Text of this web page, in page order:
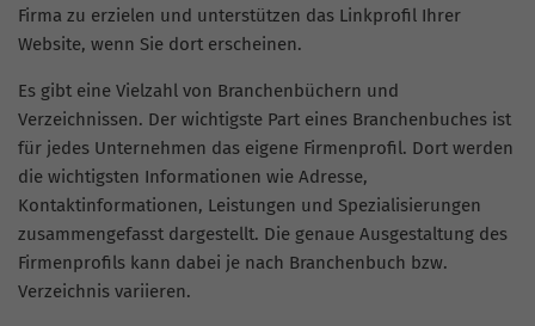
Firma zu erzielen und unterstützen das Linkprofil Ihrer
Website, wenn Sie dort erscheinen.
Es gibt eine Vielzahl von Branchenbüchern und
Verzeichnissen. Der wichtigste Part eines Branchenbuches ist
für jedes Unternehmen das eigene Firmenprofil. Dort werden
die wichtigsten Informationen wie Adresse,
Kontaktinformationen, Leistungen und Spezialisierungen
zusammengefasst dargestellt. Die genaue Ausgestaltung des
Firmenprofils kann dabei je nach Branchenbuch bzw.
Verzeichnis variieren.